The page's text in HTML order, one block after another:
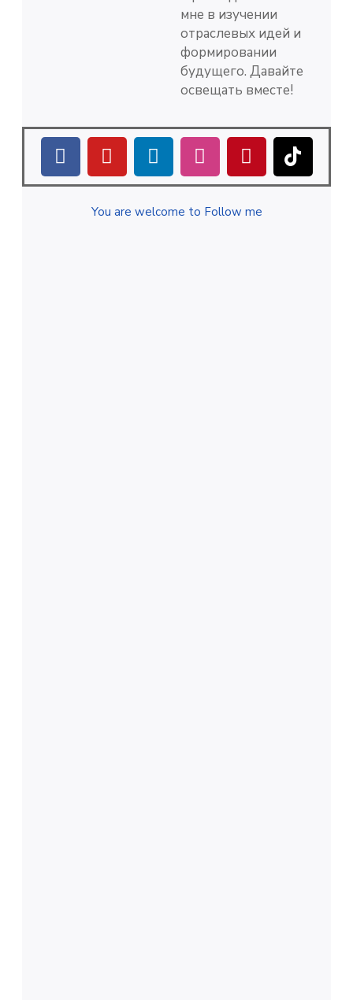
мне в изучении
отраслевых идей и
формировании
будущего. Давайте
освещать вместе!
You are welcome to Follow me